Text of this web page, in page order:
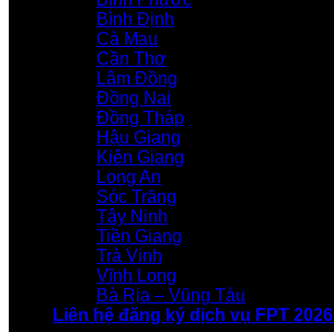
Bình Định
Cà Mau
Cần Thơ
Lâm Đồng
Đồng Nai
Đồng Tháp
Hậu Giang
Kiên Giang
Long An
Sóc Trăng
Tây Ninh
Tiền Giang
Trà Vinh
Vĩnh Long
Bà Rịa – Vũng Tàu
Liên hệ đăng ký dịch vụ FPT 2026